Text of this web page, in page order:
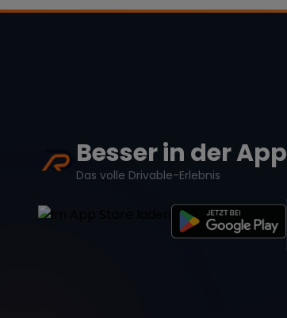
Besser in der App
Das volle Drivable-Erlebnis